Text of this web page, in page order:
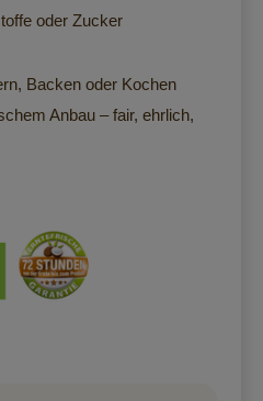
oder Zucker
Backen oder Kochen
Anbau – fair, ehrlich,